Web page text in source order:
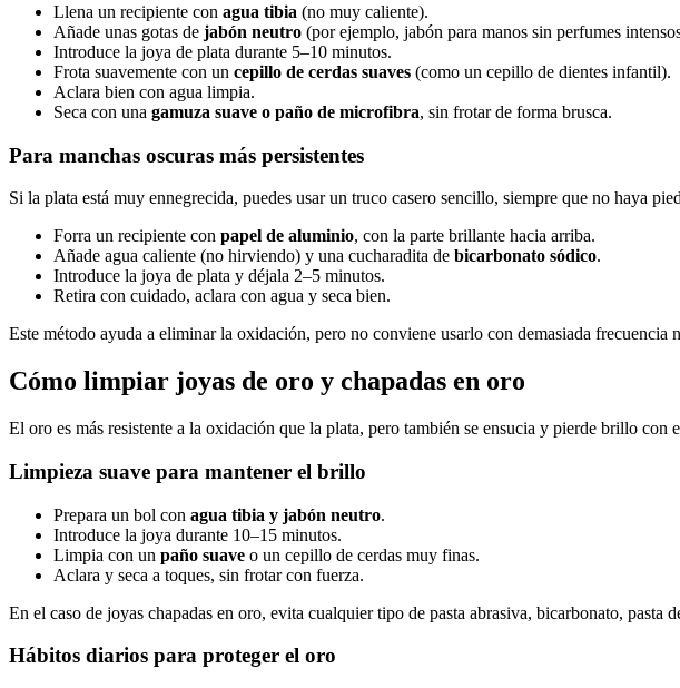
Llena un recipiente con agua tibia (no muy caliente).
Añade unas gotas de jabón neutro (por ejemplo, jabón para manos sin perfumes
Introduce la joya de plata durante 5–10 minutos.
Frota suavemente con un cepillo de cerdas suaves (como un cepillo de dientes infantil).
Aclara bien con agua limpia.
Seca con una gamuza suave o paño de microfibra, sin frotar de forma brusca.
Para manchas oscuras más persistentes
Si la plata está muy ennegrecida, puedes usar un truco casero sencillo, siempre que no haya
Forra un recipiente con papel de aluminio, con la parte brillante hacia arriba.
Añade agua caliente (no hirviendo) y una cucharadita de bicarbonato sódico.
Introduce la joya de plata y déjala 2–5 minutos.
Retira con cuidado, aclara con agua y seca bien.
Este método ayuda a eliminar la oxidación, pero no conviene usarlo con demasiada frecuencia
Cómo limpiar joyas de oro y chapadas en oro
El oro es más resistente a la oxidación que la plata, pero también se ensucia y pierde brillo
Limpieza suave para mantener el brillo
Prepara un bol con agua tibia y jabón neutro.
Introduce la joya durante 10–15 minutos.
Limpia con un paño suave o un cepillo de cerdas muy finas.
Aclara y seca a toques, sin frotar con fuerza.
En el caso de joyas chapadas en oro, evita cualquier tipo de pasta abrasiva, bicarbonato,
Hábitos diarios para proteger el oro